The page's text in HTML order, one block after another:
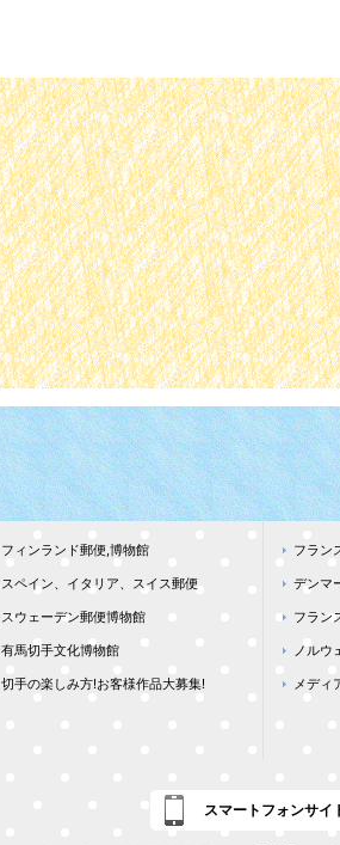
フィンランド郵便,博物館
スペイン、イタリア、スイス郵便
スウェーデン郵便博物館
有馬切手文化博物館
切手の楽しみ方!お客様作品大募集!
フラン
デンマ
フラン
ノルウ
メディ
スマートフォンサイ